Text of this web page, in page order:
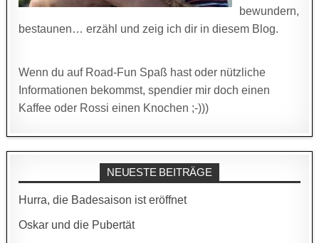
bewundern,
bestaunen… erzähl und zeig ich dir in diesem Blog.
Wenn du auf Road-Fun Spaß hast oder nützliche
Informationen bekommst, spendier mir doch einen
Kaffee oder Rossi einen Knochen ;-)))
NEUESTE BEITRÄGE
Hurra, die Badesaison ist eröffnet
Oskar und die Pubertät